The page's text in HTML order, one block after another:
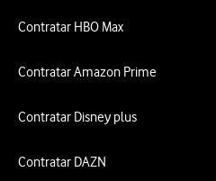
Contratar HBO Max
Contratar Amazon Prime
Contratar Disney plus
Contratar DAZN